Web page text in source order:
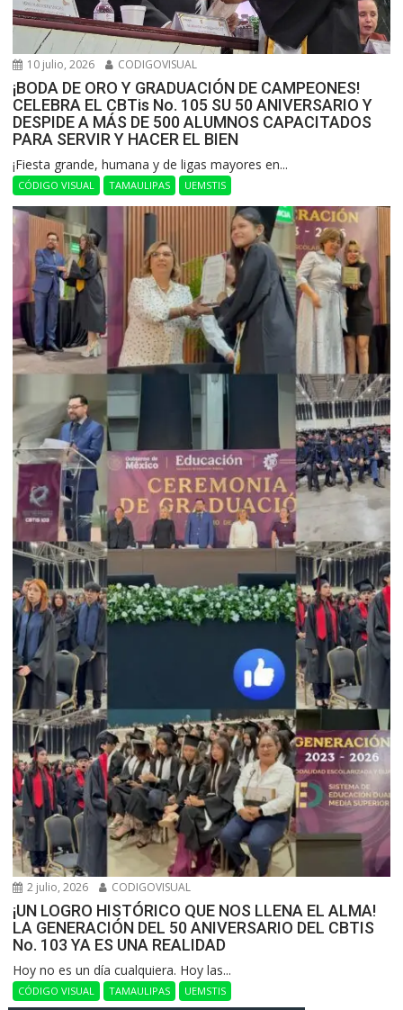
10 julio, 2026 CODIGOVISUAL
¡BODA DE ORO Y GRADUACIÓN DE CAMPEONES!
CELEBRA EL CBTis No. 105 SU 50 ANIVERSARIO Y
DESPIDE A MÁS DE 500 ALUMNOS CAPACITADOS
PARA SERVIR Y HACER EL BIEN
​¡Fiesta grande, humana y de ligas mayores en...
CÓDIGO VISUAL TAMAULIPAS UEMSTIS
2 julio, 2026 CODIGOVISUAL
¡UN LOGRO HISTÓRICO QUE NOS LLENA EL ALMA!
LA GENERACIÓN DEL 50 ANIVERSARIO DEL CBTIS
No. 103 YA ES UNA REALIDAD
Hoy no es un día cualquiera. Hoy las...
CÓDIGO VISUAL TAMAULIPAS UEMSTIS